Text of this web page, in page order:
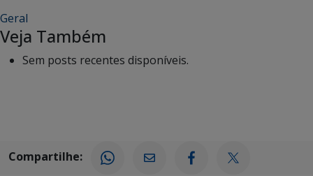
Geral
Veja Também
Sem posts recentes disponíveis.
Compartilhe: